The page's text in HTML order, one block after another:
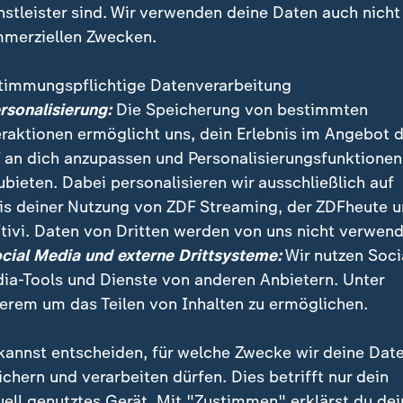
"Vanity Fair" Aussagen und Bilder von
veröffentlicht hat, versuchen die Betroffenen, die
sind. Wir verwenden deine Daten auch nicht
Zwecken.
Datenverarbeitung
Die Speicherung von bestimmten
ermöglicht uns, dein Erlebnis im Angebot
an dich anzupassen und Personalisierungsfunktionen
Dabei personalisieren wir ausschließlich auf
deiner Nutzung von ZDF Streaming, der ZDFheute
Daten von Dritten werden von uns nicht
Media und externe Drittsysteme:Wir nutzen
Tools und Dienste von anderen Anbietern. Unter
um das Teilen von Inhalten zu ermöglichen.
entscheiden, für welche Zwecke wir deine
und verarbeiten dürfen. Dies betrifft nur dein